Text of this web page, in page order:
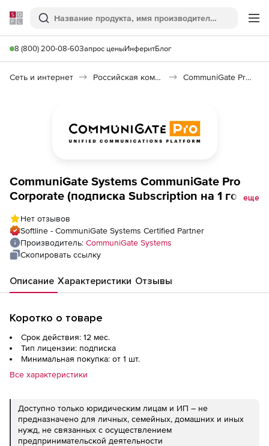
Softline
Поиск
8 (800) 200-08-60Запрос ценыИнферитБлог
Сеть и интернет Российская коммуникационная платформа (Импортозамещение) CommuniGate Pro Corporate
CommuniGate Systems CommuniGate Pro
Corporate (подписка Subscription на 1 год),еще
Нет отзывов
Softline - CommuniGate Systems Certified Partner
Производитель: CommuniGate Systems
Скопировать ссылку
Описание Характеристики Отзывы
Коротко о товаре
Срок действия: 12 мес.
Тип лицензии: подписка
Минимальная покупка: от 1 шт.
Все характеристики
Доступно только юридическим лицам и ИП – не
предназначено для личных, семейных, домашних и иных
нужд, не связанных с осуществлением
предпринимательской деятельности